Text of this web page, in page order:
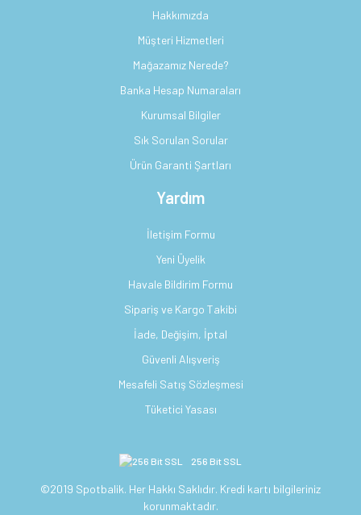
Hakkımızda
Müşteri Hizmetleri
Mağazamız Nerede?
Banka Hesap Numaraları
Kurumsal Bilgiler
Sık Sorulan Sorular
Ürün Garanti Şartları
Yardım
İletişim Formu
Yeni Üyelik
Havale Bildirim Formu
Sipariş ve Kargo Takibi
İade, Değişim, İptal
Güvenli Alışveriş
Mesafeli Satış Sözleşmesi
Tüketici Yasası
256 Bit SSL
©2019 Spotbalik. Her Hakkı Saklıdır. Kredi kartı bilgileriniz
korunmaktadır.